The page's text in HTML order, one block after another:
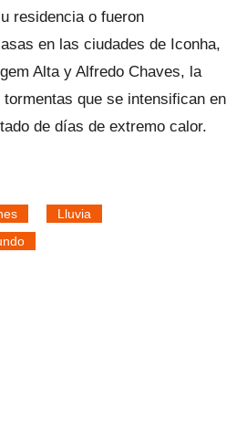
residencia o fueron
en las ciudades de Iconha,
Alta y Alfredo Chaves, la
que se intensifican en
de días de extremo calor.
Lluvia